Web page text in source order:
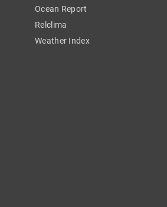
Ocean Report
Relclima
Weather Index